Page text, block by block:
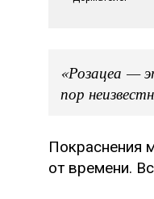
«Розацеа —
пор
Покраснения
от времени.